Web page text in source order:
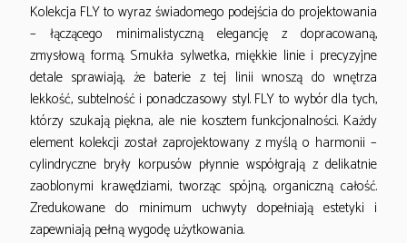
Kolekcja FLY to wyraz świadomego podejścia do projektowania
– łączącego minimalistyczną elegancję z dopracowaną,
zmysłową formą. Smukła sylwetka, miękkie linie i precyzyjne
detale sprawiają, że baterie z tej linii wnoszą do wnętrza
lekkość, subtelność i ponadczasowy styl. FLY to wybór dla tych,
którzy szukają piękna, ale nie kosztem funkcjonalności. Każdy
element kolekcji został zaprojektowany z myślą o harmonii –
cylindryczne bryły korpusów płynnie współgrają z delikatnie
zaoblonymi krawędziami, tworząc spójną, organiczną całość.
Zredukowane do minimum uchwyty dopełniają estetyki i
zapewniają pełną wygodę użytkowania.